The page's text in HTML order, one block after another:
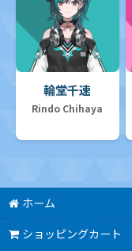
輪堂千速
Rindo Chihaya
ホーム
ショッピングカート